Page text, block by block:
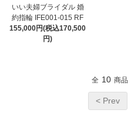
いい夫婦ブライダル 婚
約指輪 IFE001-015 RF
155,000円(税込170,500
円)
全 10 商品
< Prev